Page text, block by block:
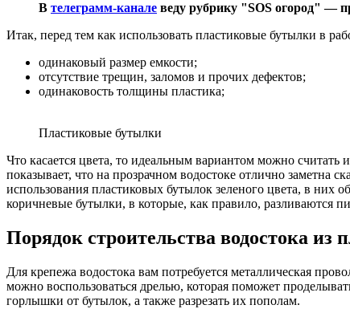
В телеграмм-канале веду рубрику "SOS огород" —
Итак, перед тем как использовать пластиковые бутылки в
одинаковый размер емкости;
отсутствие трещин, заломов и прочих дефектов;
одинаковость толщины пластика;
Пластиковые бутылки
Что касается цвета, то идеальным вариантом можно считать
показывает, что на прозрачном водостоке отлично заметна
использования пластиковых бутылок зеленого цвета, в
коричневые бутылки, в которые, как правило, разливаются
Порядок строительства водостока из
Для крепежа водостока вам потребуется металлическая
можно воспользоваться дрелью, которая поможет
горлышки от бутылок, а также разрезать их пополам.